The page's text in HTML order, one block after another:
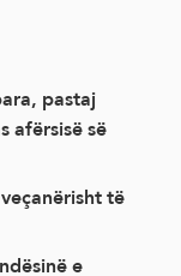
pastaj
afërsisë së
të